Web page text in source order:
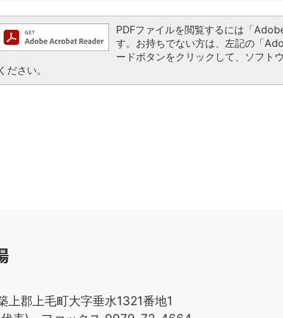
PDFファイルを閲覧するには「
す。お持ちでない方は、左記の「
ードボタンをクリックして、ソフト
ください。
郡上毛町大字垂水1321番地1